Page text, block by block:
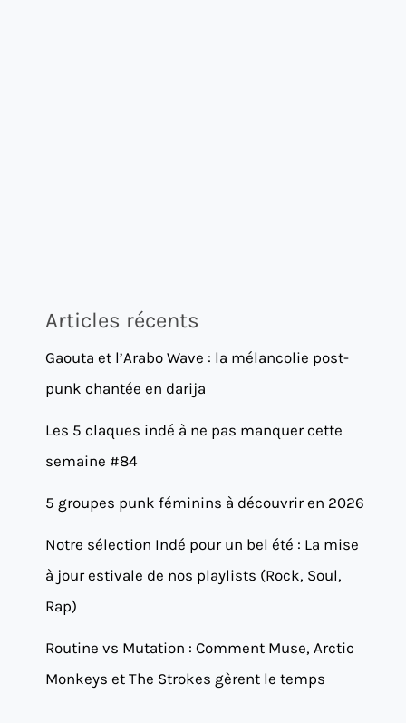
Articles récents
Gaouta et l’Arabo Wave : la mélancolie post-
punk chantée en darija
Les 5 claques indé à ne pas manquer cette
semaine #84
5 groupes punk féminins à découvrir en 2026
Notre sélection Indé pour un bel été : La mise
à jour estivale de nos playlists (Rock, Soul,
Rap)
Routine vs Mutation : Comment Muse, Arctic
Monkeys et The Strokes gèrent le temps